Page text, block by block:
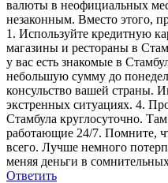
валюты в неофициальных
незаконным. Вместо этого,
1. Используйте кредитную
магазины и рестораны в
у вас есть знакомые в
небольшую сумму до
консульство вашей страны.
экстренных ситуациях. 4.
Стамбула круглосуточно.
работающие 24/7. Помните,
всего. Лучше немного
меняя деньги в
Ответить